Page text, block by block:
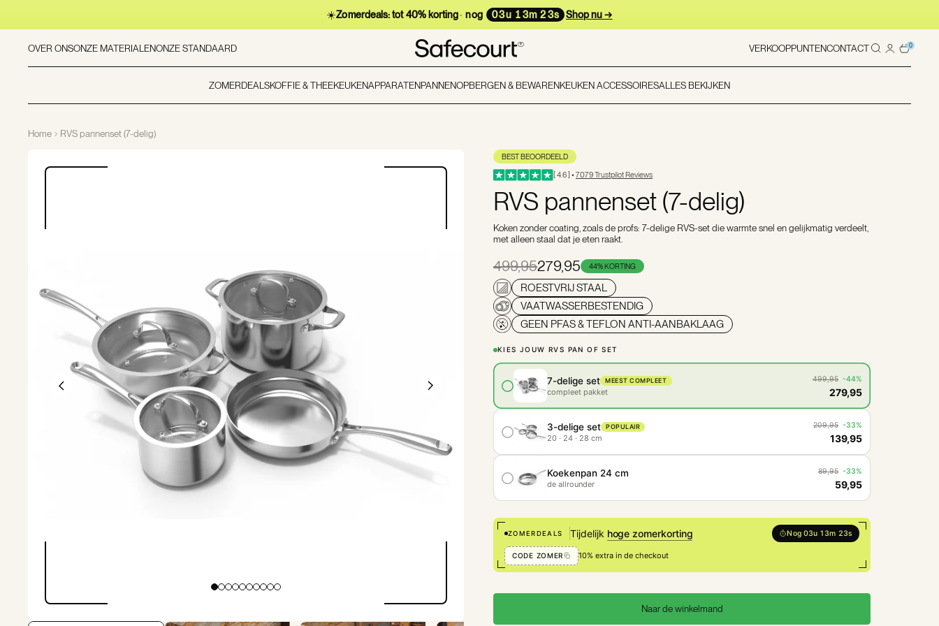
☀️Zomerdeals:tot 40% korting· nog 03u 13m 21s Shop nu →
OVER ONSONZE MATERIALENONZE STANDAARD VERKOOPPUNTENCONTACT 0
ZOMERDEALSKOFFIE & THEEKEUKENAPPARATENPANNENOPBERGEN & BEWARENKEUKEN ACCESSOIRESALLES BEKIJKEN
Home RVS pannenset (7-delig)
BEST BEOORDEELD
[ 4.6 ] • 7079 Trustpilot Reviews
RVS pannenset (7-delig)
Koken zonder coating, zoals de profs: 7-delige RVS-set die warmte snel en gelijkmatig verdeelt,
met alleen staal dat je eten raakt.
499,95279,95 44% KORTING
ROESTVRIJ STAAL
VAATWASSERBESTENDIG
GEEN PFAS & TEFLON ANTI-AANBAKLAAG
KIES JOUW RVS PAN OF SET
7-delige set MEEST COMPLEET
compleet pakket
499,95 -44%
279,95
3-delige set POPULAIR
20 · 24 · 28 cm
209,95 -33%
139,95
Koekenpan 24 cm
de allrounder
89,95 -33%
59,95
ZOMERDEALS Tijdelijk hoge zomerkorting Nog 03u 13m 21s
CODE ZOMER 10% extra in de checkout
Naar de winkelmand